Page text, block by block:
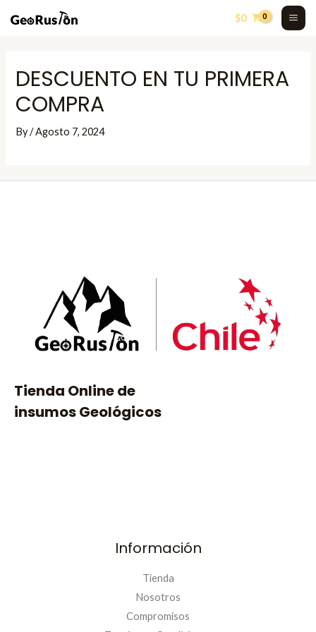
$0
DESCUENTO EN TU PRIMERA
COMPRA
By/Agosto 7, 2024
Tienda Online de
insumos Geológicos
Información
Tienda
Nosotros
Compromisos